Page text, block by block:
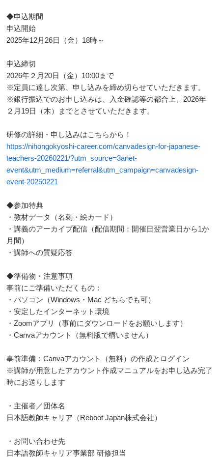
◆申込期間
申込開始
2025年12月26日（金）18時～
申込締切
2026年２月20日（金）10:00まで
※定員に達し次第、申し込みを締め切らせていただきます。
※銀行振込でのお申し込みは、入金確認等の都合上、2026年
２月19日（木）までとさせていただきます。
研修の詳細・申し込みはこちらから！
https://nihongokyoshi-career.com/canvadesign-for-japanese-
teachers-20260221/?utm_source=3anet-
event&utm_medium=referral&utm_campaign=canvadesign-
event-20250221
◆参加特典
・教材データ（名刺・絵カード）
・講義のアーカイブ配信（配信期間：開催日翌営業日から1か
月間）
・講師への質疑応答
◆準備物・注意事項
事前にご準備いただくもの：
・パソコン（Windows・Mac どちらでも可）
・安定したインターネット環境
・Zoomアプリ（事前にダウンロードをお願いします）
・Canvaアカウント（無料版で構いません）
事前準備：Canvaアカウント（無料）の作成とログイン
※講師が用意したアカウント作成マニュアルをお申し込み完了
時にお送りします
・主催者／団体名
日本語教師キャリア（Reboot Japan株式会社）
・お問い合わせ先
日本語教師キャリア事業部 研修担当